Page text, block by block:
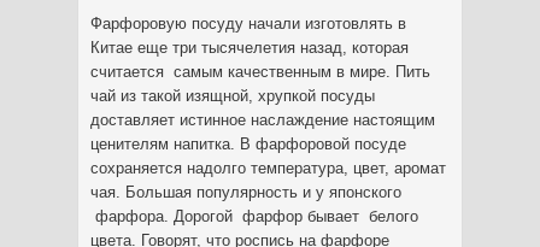
Фарфоровую посуду начали изготовлять в
Китае еще три тысячелетия назад, которая
считается самым качественным в мире. Пить
чай из такой изящной, хрупкой посуды
доставляет истинное наслаждение настоящим
ценителям напитка. В фарфоровой посуде
сохраняется надолго температура, цвет, аромат
чая. Большая популярность и у японского
фарфора. Дорогой фарфор бывает белого
цвета. Говорят, что роспись на фарфоре